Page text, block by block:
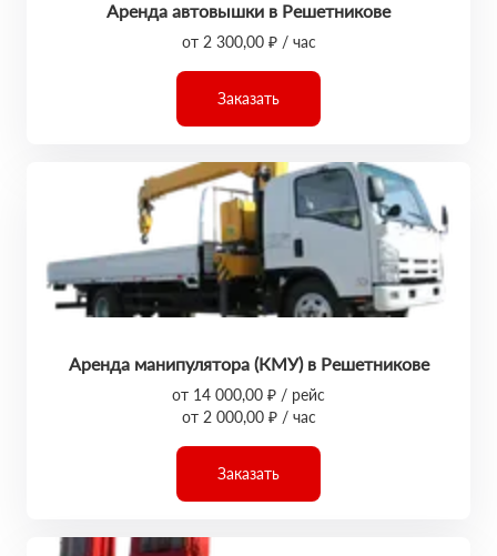
Аренда автовышки в Решетникове
от 2 300,00 ₽ / час
Заказать
Аренда манипулятора (КМУ) в Решетникове
от 14 000,00 ₽ / рейс
от 2 000,00 ₽ / час
Заказать